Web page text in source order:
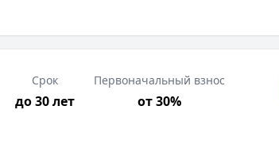
Срок
до 30 лет
Первоначальный взнос
от 30%